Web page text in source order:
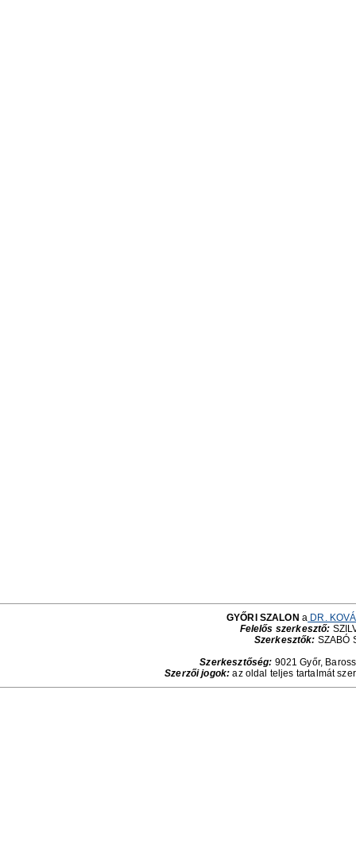
GYŐRI SZALON a DR.
Felelős szerkesztő:
Szerkesztők: SZABÓ
Szerkesztőség: 9021 Győr,
Szerzői jogok: az oldal teljes tartalmát